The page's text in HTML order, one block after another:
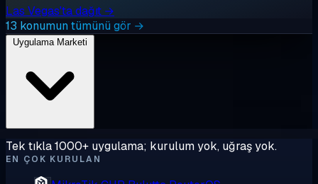
Las Vegas'ta dağıt →
13 konumun tümünü gör →
Tek tıkla 1000+ uygulama; kurulum yok, uğraş yok.
EN ÇOK KURULAN